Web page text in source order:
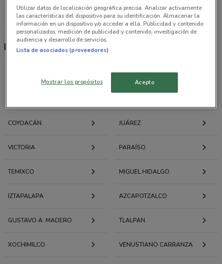
Todas las tiendas Perros y Burros
Perros y Burros
Ofertas folletos y catálogos por ciudad a tu
COYOACÁN JUÁREZ
VICTORIA PARAÍSO
TEMIXCO MIGUEL HIDALGO
IZTAPALAPA AZCAPOTZALCO
GUSTAVO A. MADERO TLALPAN
XOCHIMILCO VENUSTIANO CARRANZA
Utilizar datos de localización geográfica precisa. Analizar activamente
las características del dispositivo para su identificación. Almacenar la
información en un dispositivo y/o acceder a ella. Publicidad y contenido
personalizados, medición de publicidad y contenido, investigación de
audiencia y desarrollo de servicios.
Lista de asociados (proveedores)
Mostrar los propósitos Acepto